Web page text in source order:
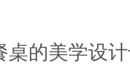
美学设计